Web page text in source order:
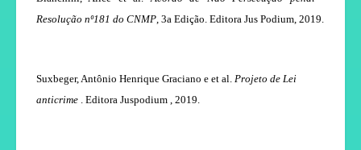
Resolução nº181 do CNMP, 3a Edição. Editora Jus Podium, 2019.
Suxbeger, Antônio Henrique Graciano e et al. Projeto de Lei
anticrime . Editora Juspodium , 2019.